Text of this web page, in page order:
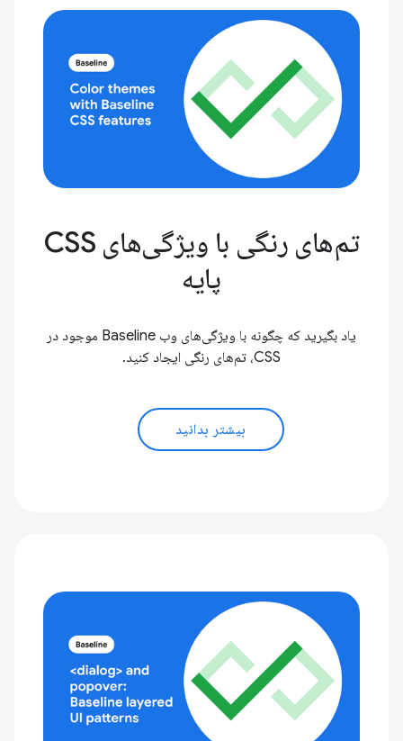
تم‌های رنگی با ویژگی‌های CSS
پایه
یاد بگیرید که چگونه با ویژگی‌های وب Baseline موجود در
CSS، تم‌های رنگی ایجاد کنید.
بیشتر بدانید